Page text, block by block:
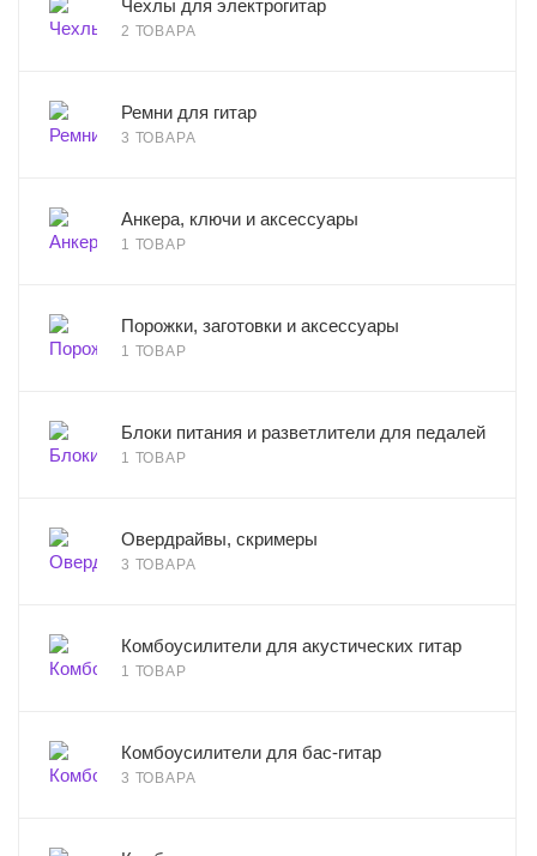
Чехлы для электрогитар
2 ТОВАРА
Ремни для гитар
3 ТОВАРА
Анкера, ключи и аксессуары
1 ТОВАР
Порожки, заготовки и аксессуары
1 ТОВАР
Блоки питания и разветлители для педалей
1 ТОВАР
Овердрайвы, скримеры
3 ТОВАРА
Комбоусилители для акустических гитар
1 ТОВАР
Комбоусилители для бас-гитар
3 ТОВАРА